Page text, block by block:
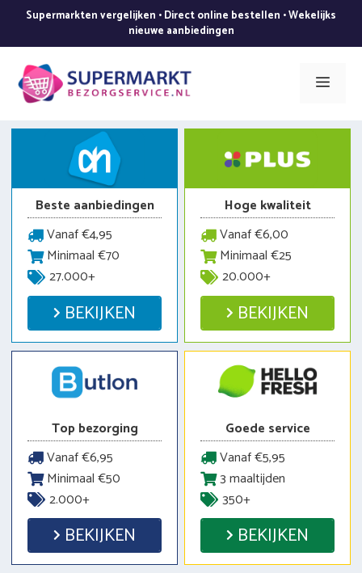
de
inhoud
Supermarkten vergelijken • Direct online bestellen • Wekelijks
nieuwe aanbiedingen
Menu
Beste aanbiedingen
Vanaf €4,95
Minimaal €70
27.000+
BEKIJKEN
Hoge kwaliteit
Vanaf €6,00
Minimaal €25
20.000+
BEKIJKEN
Top bezorging
Vanaf €6,95
Minimaal €50
2.000+
BEKIJKEN
Goede service
Vanaf €5,95
3 maaltijden
350+
BEKIJKEN